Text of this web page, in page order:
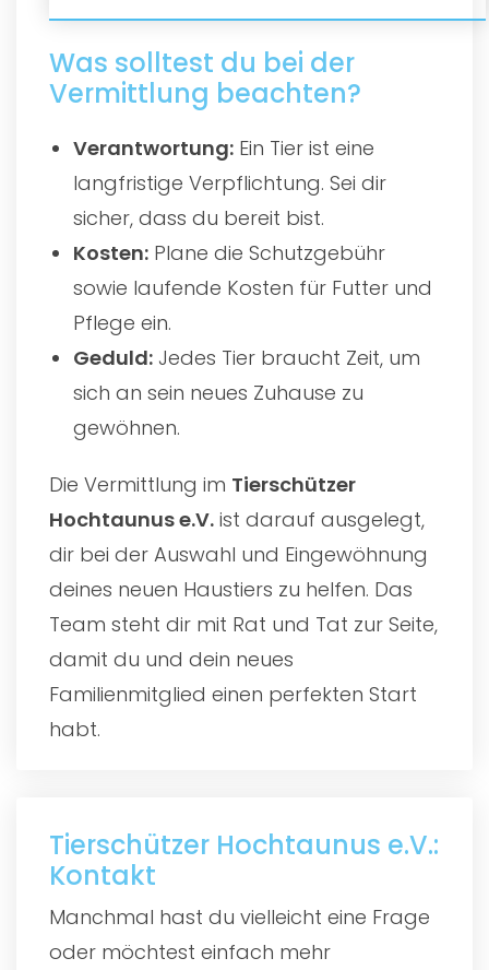
Was solltest du bei der
Vermittlung beachten?
Verantwortung: Ein Tier ist eine
langfristige Verpflichtung. Sei dir
sicher, dass du bereit bist.
Kosten: Plane die Schutzgebühr
sowie laufende Kosten für Futter und
Pflege ein.
Geduld: Jedes Tier braucht Zeit, um
sich an sein neues Zuhause zu
gewöhnen.
Die Vermittlung im Tierschützer
Hochtaunus e.V. ist darauf ausgelegt,
dir bei der Auswahl und Eingewöhnung
deines neuen Haustiers zu helfen. Das
Team steht dir mit Rat und Tat zur Seite,
damit du und dein neues
Familienmitglied einen perfekten Start
habt.
Tierschützer Hochtaunus e.V.:
Kontakt
Manchmal hast du vielleicht eine Frage
oder möchtest einfach mehr